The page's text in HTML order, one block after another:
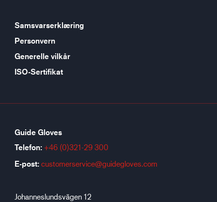
Samsvarserklæring
Personvern
Generelle vilkår
ISO-Sertifikat
Guide Gloves
Telefon: +46 (0)321-29 300
E-post: customerservice@guidegloves.com
Johanneslundsvägen 12